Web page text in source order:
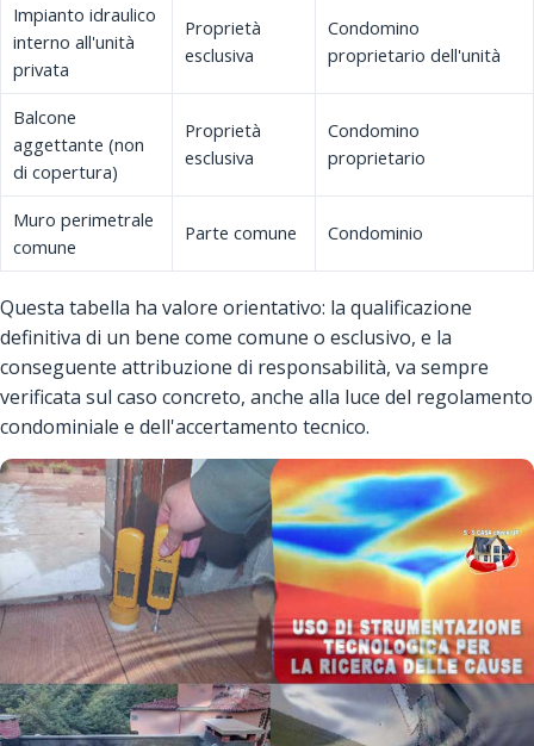
Impianto idraulico
interno all'unità
privata
Proprietà
esclusiva
Condomino
proprietario dell'unità
Balcone
aggettante (non
di copertura)
Proprietà
esclusiva
Condomino
proprietario
Muro perimetrale
comune
Parte comune Condominio
Questa tabella ha valore orientativo: la qualificazione
definitiva di un bene come comune o esclusivo, e la
conseguente attribuzione di responsabilità, va sempre
verificata sul caso concreto, anche alla luce del regolamento
condominiale e dell'accertamento tecnico.